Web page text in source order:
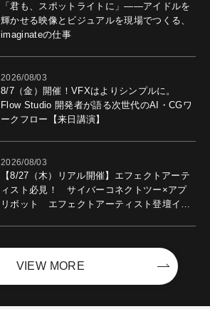
「君も、スポットライトに」――アイドルを
輝かせる映像とビジュアルを現場でつくる、
imaginateの仕事
2026/08/03
8/7（金）開催！VFXはよりシンプルに。
Flow Studio 開発者が語る次世代のAI・CGワ
ークフロー【来日講演】
2026/08/03
【8/27（木）リアル開催】エフェクトアーテ
ィスト必見！ サイバーコネクトツー×アプ
リボット エフェクトアーティスト登壇イベ
VIEW MORE